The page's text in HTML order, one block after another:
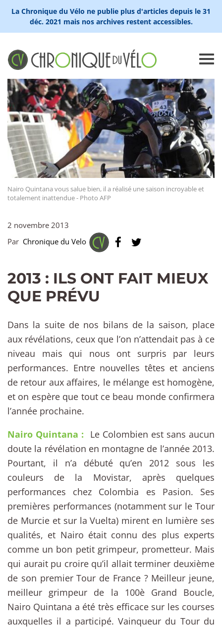
La Chronique du Vélo ne publie plus d'articles depuis le 31
déc. 2021 mais nos archives restent accessibles.
Nairo Quintana vous salue bien, il a réalisé une saison incroyable et
totalement inattendue - Photo AFP
2 novembre 2013
Par Chronique du Velo
2013 : ILS ONT FAIT MIEUX
QUE PRÉVU
Dans la suite de nos bilans de la saison, place
aux révélations, ceux que l’on n’attendait pas à ce
niveau mais qui nous ont surpris par leurs
performances. Entre nouvelles têtes et anciens
de retour aux affaires, le mélange est homogène,
et on espère que tout ce beau monde confirmera
l’année prochaine.
Nairo Quintana : Le Colombien est sans aucun
doute la révélation en montagne de l’année 2013.
Pourtant, il n’a débuté qu’en 2012 sous les
couleurs de la Movistar, après quelques
performances chez Colombia es Pasion. Ses
premières performances (notamment sur le Tour
de Murcie et sur la Vuelta) mirent en lumière ses
qualités, et Nairo était connu des plus experts
comme un bon petit grimpeur, prometteur. Mais
qui aurait pu croire qu’il allait terminer deuxième
de son premier Tour de France ? Meilleur jeune,
meilleur grimpeur de la 100è Grand Boucle,
Nairo Quintana a été très efficace sur les courses
auxquelles il a participé. Vainqueur du Tour du